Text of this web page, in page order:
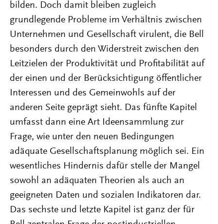
bilden. Doch damit bleiben zugleich
grundlegende Probleme im Verhältnis zwischen
Unternehmen und Gesellschaft virulent, die Bell
besonders durch den Widerstreit zwischen den
Leitzielen der Produktivität und Profitabilität auf
der einen und der Berücksichtigung öffentlicher
Interessen und des Gemeinwohls auf der
anderen Seite geprägt sieht. Das fünfte Kapitel
umfasst dann eine Art Ideensammlung zur
Frage, wie unter den neuen Bedingungen
adäquate Gesellschaftsplanung möglich sei. Ein
wesentliches Hindernis dafür stelle der Mangel
sowohl an adäquaten Theorien als auch an
geeigneten Daten und sozialen Indikatoren dar.
Das sechste und letzte Kapitel ist ganz der für